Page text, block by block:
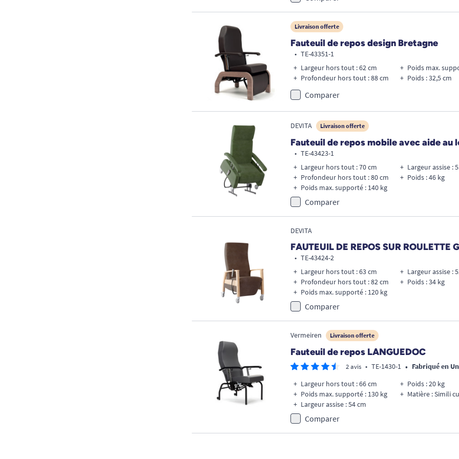
Livraison offerte
Fauteuil de repos design Bretagne
• TE-43351-1
Largeur hors tout : 62 cm
Profondeur hors tout : 88 cm
Poids : 32,5 cm
Comparer
DEVITA Livraison offerte
Fauteuil de repos mobile avec aide au
• TE-43423-1
Largeur hors tout : 70 cm
Profondeur hors tout : 80 cm
Poids max. supporté : 140 kg
Largeur assise :
Poids : 46 kg
Comparer
DEVITA
FAUTEUIL DE REPOS SUR ROULETTE
• TE-43424-2
Largeur hors tout : 63 cm
Profondeur hors tout : 82 cm
Poids max. supporté : 120 kg
Largeur assise :
Poids : 34 kg
Comparer
Vermeiren Livraison offerte
Fauteuil de repos LANGUEDOC
2 avis • TE-1430-1 • Fabriqué en
Largeur hors tout : 66 cm
Poids max. supporté : 130 kg
Largeur assise : 54 cm
Poids : 20 kg
Matière : Simili
Comparer